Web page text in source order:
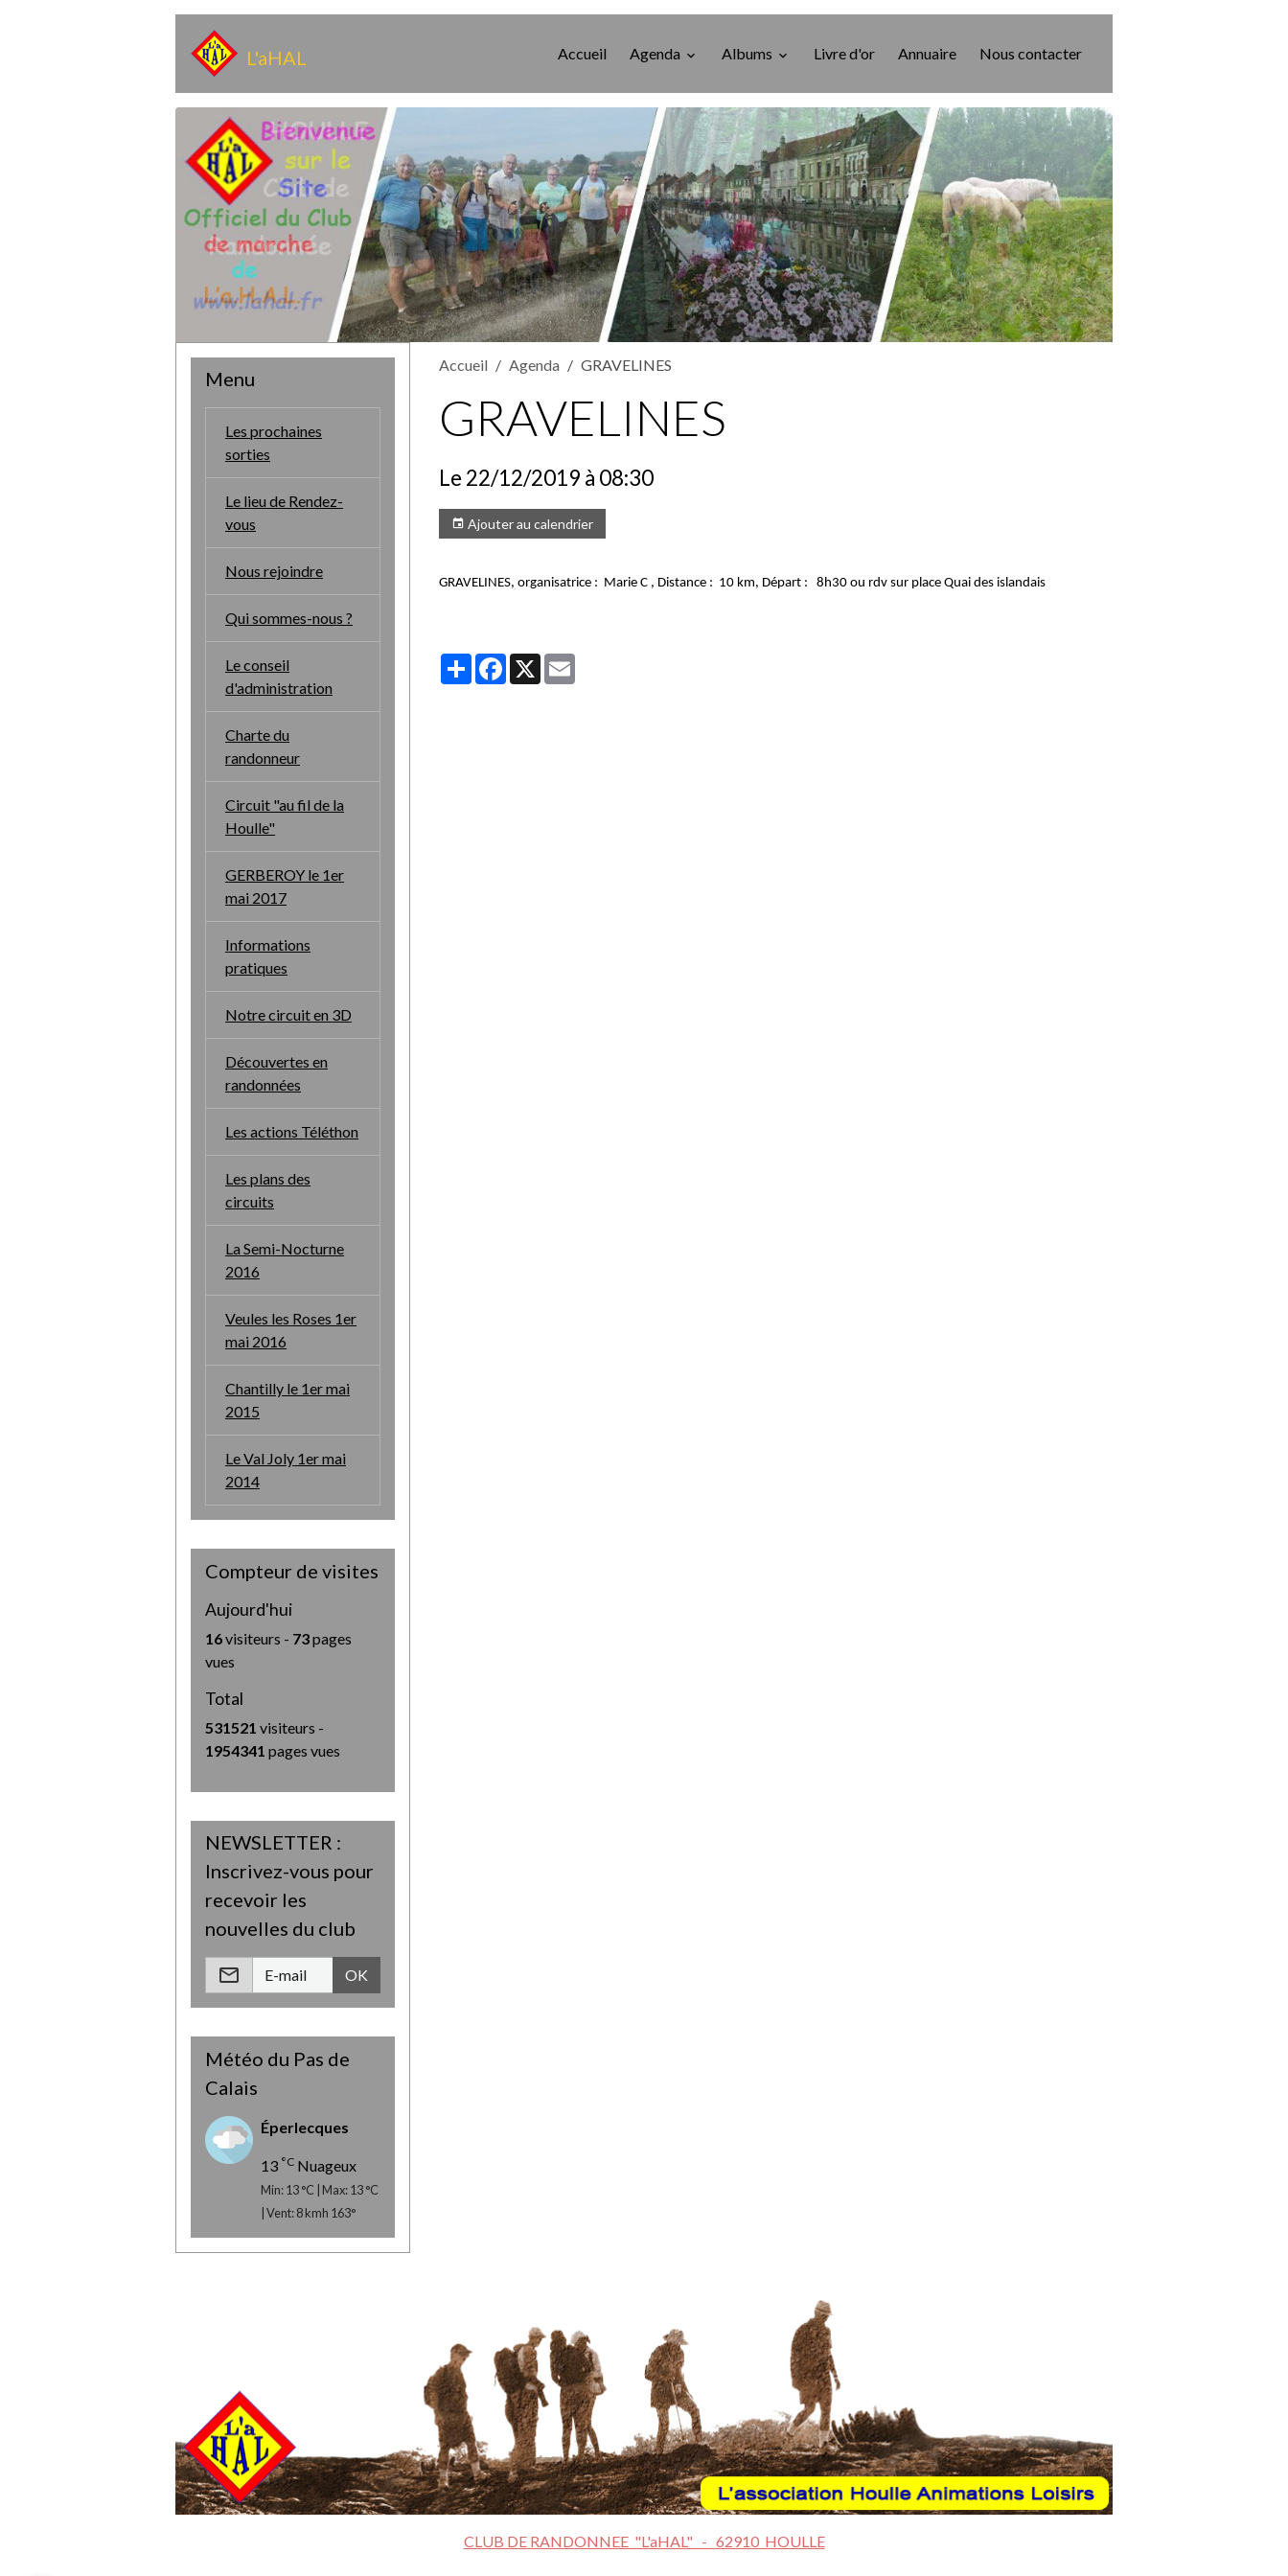
L'aHAL Accueil Agenda Albums Livre d'or Annuaire Nous contacter
Accueil Agenda GRAVELINES
GRAVELINES
Le 22/12/2019 à 08:30
Ajouter au calendrier
GRAVELINES, organisatrice : Marie C , Distance : 10 km, Départ : 8h30 ou rdv sur place Quai des islandais
PartagerFacebook
X Email
Menu
Les prochaines
sorties
Le lieu de Rendez-
vous
Nous rejoindre
Qui sommes-nous ?
Le conseil
d'administration
Charte du
randonneur
Circuit "au fil de la
Houlle"
GERBEROY le 1er
mai 2017
Informations
pratiques
Notre circuit en 3D
Découvertes en
randonnées
Les actions Téléthon
Les plans des
circuits
La Semi-Nocturne
2016
Veules les Roses 1er
mai 2016
Chantilly le 1er mai
2015
Le Val Joly 1er mai
2014
Compteur de visites
Aujourd'hui
16visiteurs - 73pages
vues
Total
531521 visiteurs -
1954341 pages vues
NEWSLETTER :
Inscrivez-vous pour
recevoir les
nouvelles du club
OK
Météo du Pas de
Calais
Éperlecques
13 °C Nuageux
Min: 13 °C | Max: 13 °C
| Vent: 8 kmh 163°
CLUB DE RANDONNEE "L'aHAL" - 62910 HOULLE